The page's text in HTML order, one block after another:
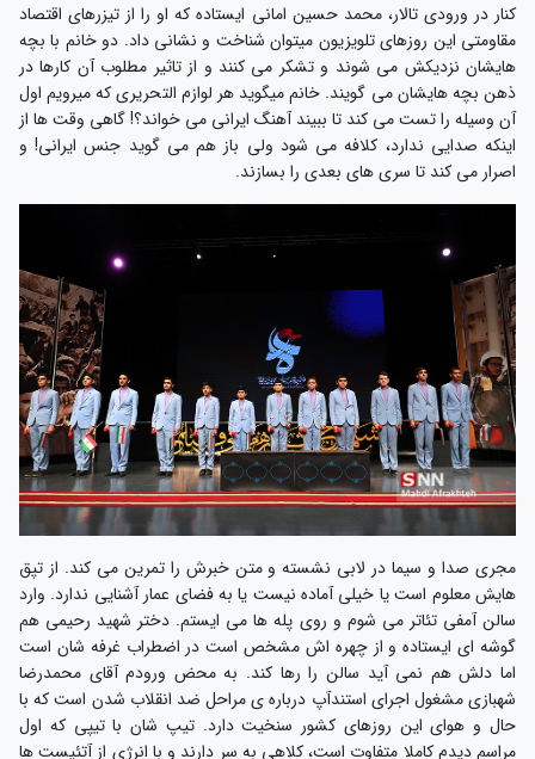
کنار در ورودی تالار، محمد حسین امانی ایستاده که او را از تیزرهای اقتصاد
مقاومتی این روزهای تلویزیون میتوان شناخت و نشانی داد. دو خانم با بچه
هایشان نزدیکش می شوند و تشکر می کنند و از تاثیر مطلوب آن کارها در
ذهن بچه هایشان می گویند. خانم میگوید هر لوازم التحریری که میرویم اول
آن وسیله را تست می کند تا ببیند آهنگ ایرانی می خواند؟! گاهی وقت ها از
اینکه صدایی ندارد، کلافه می شود ولی باز هم می گوید جنس ایرانی! و
اصرار می کند تا سری های بعدی را بسازند.
مجری صدا و سیما در لابی نشسته و متن خبرش را تمرین می کند. از تپق
هایش معلوم است یا خیلی آماده نیست یا به فضای عمار آشنایی ندارد. وارد
سالن آمفی تئاتر می شوم و روی پله ها می ایستم. دختر شهید رحیمی هم
گوشه ای ایستاده و از چهره اش مشخص است در اضطراب غرفه شان است
اما دلش هم نمی آید سالن را رها کند. به محض ورودم آقای محمدرضا
شهبازی مشغول اجرای استندآپ درباره ی مراحل ضد انقلاب شدن است که با
حال و هوای این روزهای کشور سنخیت دارد. تیپ شان با تیپی که اول
مراسم دیدم کاملا متفاوت است، کلاهی به سر دارند و با انرژی از آتئیست ها